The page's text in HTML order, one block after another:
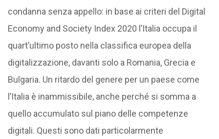
condanna senza appello: in base ai criteri del Digital
Economy and Society Index 2020 l’Italia occupa il
quart’ultimo posto nella classifica europea della
digitalizzazione, davanti solo a Romania, Grecia e
Bulgaria. Un ritardo del genere per un paese come
l’Italia è inammissibile, anche perché si somma a
quello accumulato sul piano delle competenze
digitali. Questi sono dati particolarmente